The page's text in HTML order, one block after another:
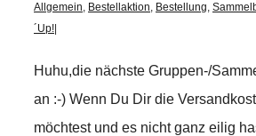
Allgemein, Bestellaktion, Bestellung,
´Up!
Huhu,die nächste Gruppen-/
an :-) Wenn Du Dir die
möchtest und es nicht ganz eilig